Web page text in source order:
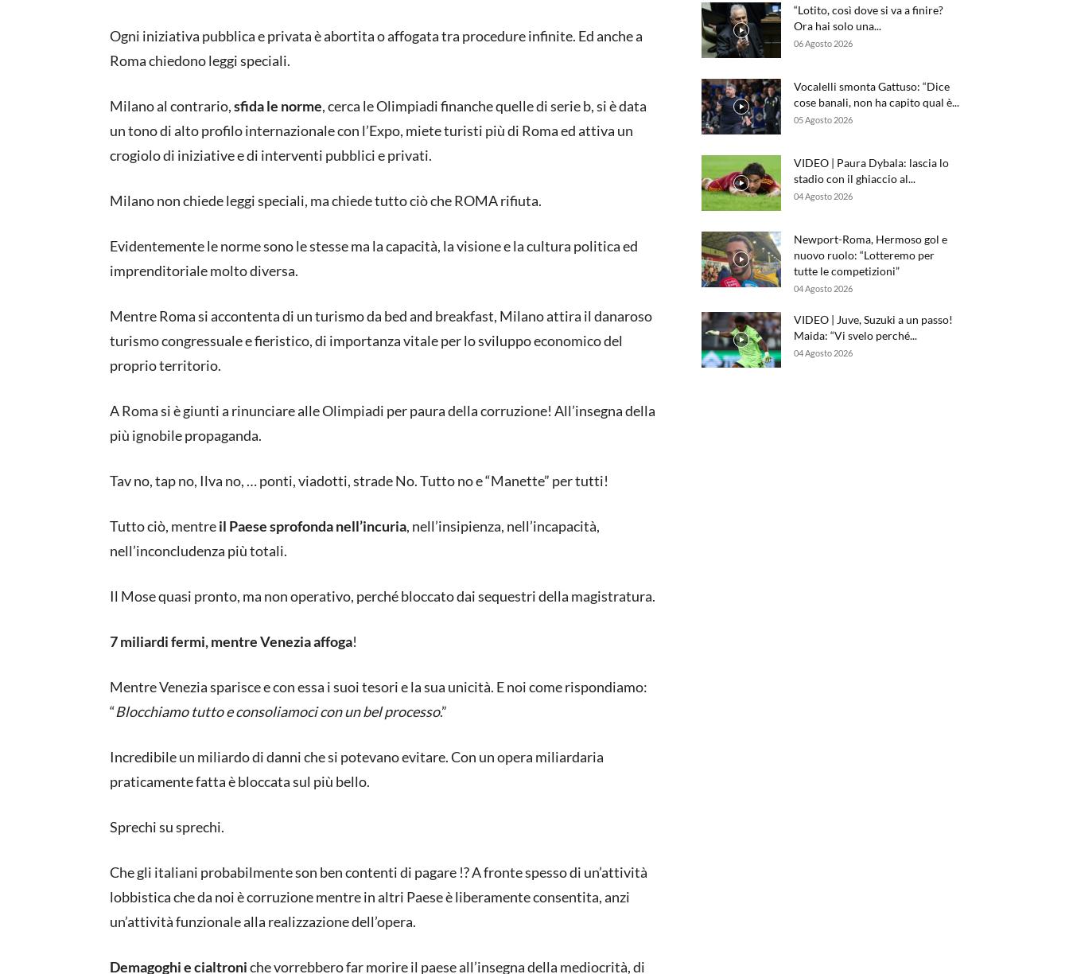
Ogni iniziativa pubblica e privata è abortita o affogata tra procedure infinite. Ed anche a
Roma chiedono leggi speciali.
Milano al contrario,sfida le norme, cerca le Olimpiadi finanche quelle di serie b, si è data
un tono di alto profilo internazionale con l’Expo, miete turisti più di Roma ed attiva un
crogiolo di iniziative e di interventi pubblici e privati.
Milano non chiede leggi speciali, ma chiede tutto ciò che ROMA rifiuta.
Evidentemente le norme sono le stesse ma la capacità, la visione e la cultura politica ed
imprenditoriale molto diversa.
Mentre Roma si accontenta di un turismo da bed and breakfast, Milano attira il danaroso
turismo congressuale e fieristico, di importanza vitale per lo sviluppo economico del
proprio territorio.
A Roma si è giunti a rinunciare alle Olimpiadi per paura della corruzione! All’insegna della
più ignobile propaganda.
Tav no, tap no, Ilva no, … ponti, viadotti, strade No. Tutto no e “Manette” per tutti!
Tutto ciò, mentreil Paese sprofonda nell’incuria, nell’insipienza, nell’incapacità,
nell’inconcludenza più totali.
Il Mose quasi pronto, ma non operativo, perché bloccato dai sequestri della magistratura.
7 miliardi fermi, mentre Venezia affoga!
Mentre Venezia sparisce e con essa i suoi tesori e la sua unicità. E noi come rispondiamo:
“Blocchiamo tutto e consoliamoci con un bel processo.”
Incredibile un miliardo di danni che si potevano evitare. Con un opera miliardaria
praticamente fatta è bloccata sul più bello.
Sprechi su sprechi.
Che gli italiani probabilmente son ben contenti di pagare !? A fronte spesso di un’attività
lobbistica che da noi è corruzione mentre in altri Paese è liberamente consentita, anzi
un’attività funzionale alla realizzazione dell’opera.
Demagoghi e cialtroniche vorrebbero far morire il paese all’insegna della mediocrità, di
“Lotito, così dove si va a finire?
Ora hai solo una...
06 Agosto 2026
Vocalelli smonta Gattuso: “Dice
cose banali, non ha capito qual è...
05 Agosto 2026
VIDEO | Paura Dybala: lascia lo
stadio con il ghiaccio al...
04 Agosto 2026
Newport-Roma, Hermoso gol e
nuovo ruolo: “Lotteremo per
tutte le competizioni”
04 Agosto 2026
VIDEO | Juve, Suzuki a un passo!
Maida: “Vi svelo perché...
04 Agosto 2026